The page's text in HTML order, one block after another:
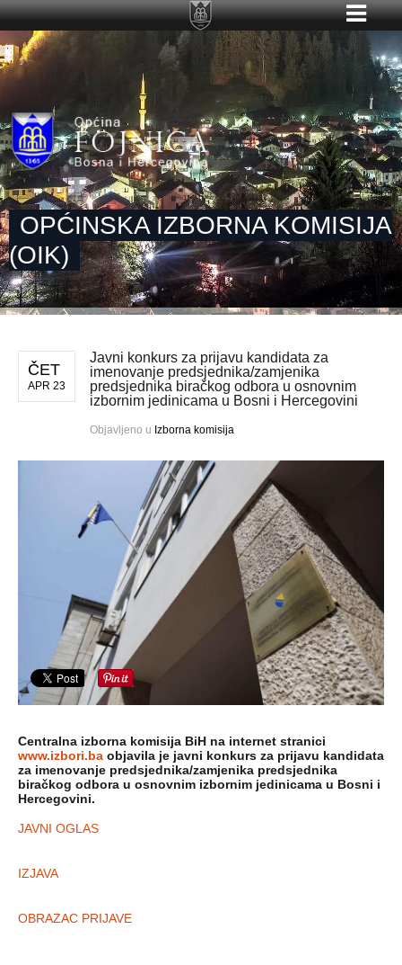
OPĆINSKA IZBORNA KOMISIJA
(OIK)
ČET
APR 23
Javni konkurs za prijavu kandidata za
imenovanje predsjednika/zamjenika
predsjednika biračkog odbora u osnovnim
izbornim jedinicama u Bosni i Hercegovini
Objavljeno u Izborna komisija
Centralna izborna komisija BiH na internet stranici
www.izbori.ba objavila je javni konkurs za prijavu kandidata
za imenovanje predsjednika/zamjenika predsjednika
biračkog odbora u osnovnim izbornim jedinicama u Bosni i
Hercegovini.
JAVNI OGLAS
IZJAVA
OBRAZAC PRIJAVE